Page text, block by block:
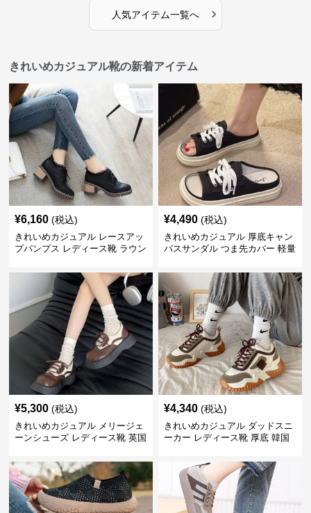
人気アイテム一覧へ ›
きれいめカジュアル靴の新着アイテム
¥6,160 (税込)
きれいめカジュアル レースアッ
プパンプス レディース靴 ラウン
上品 カジュアルシューズ
¥4,490 (税込)
きれいめカジュアル 厚底キャン
バスサンダル つま先カバー 軽量
アルシューズ
¥5,300 (税込)
きれいめカジュアル メリージェ
ーンシューズ レディース靴 英国
ラシカル フラットパンプス
¥4,340 (税込)
きれいめカジュアル ダッドスニ
ーカー レディース靴 厚底 韓国
美脚 スポーティー